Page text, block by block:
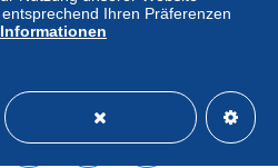
3
Kleinbrief)
Ihren Präferenzen